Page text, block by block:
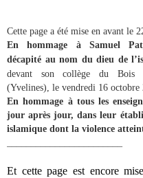
Cette page a été mise en avant le
En hommage à Samuel
décapité au nom du dieu de
devant son collège du Bois
(Yvelines), le vendredi 16 octobre
En hommage à tous les
jour après jour, dans leur
islamique dont la violence
Et cette page est encore